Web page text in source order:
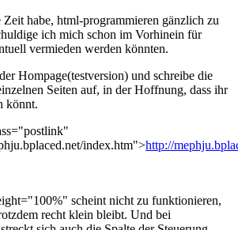
habe, html-programmieren gänzlich zu
ich mich schon im Vorhinein für
vermieden werden könnten.
Hompage(testversion) und schreibe die
Seiten auf, in der Hoffnung, dass ihr
könnt.
index.htm">http://
scheint nicht zu funktionieren,
recht klein bleibt. Und bei